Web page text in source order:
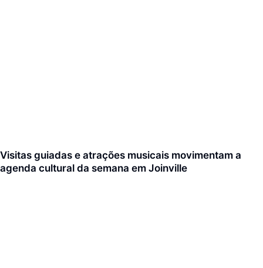
Visitas guiadas e atrações musicais movimentam a
agenda cultural da semana em Joinville